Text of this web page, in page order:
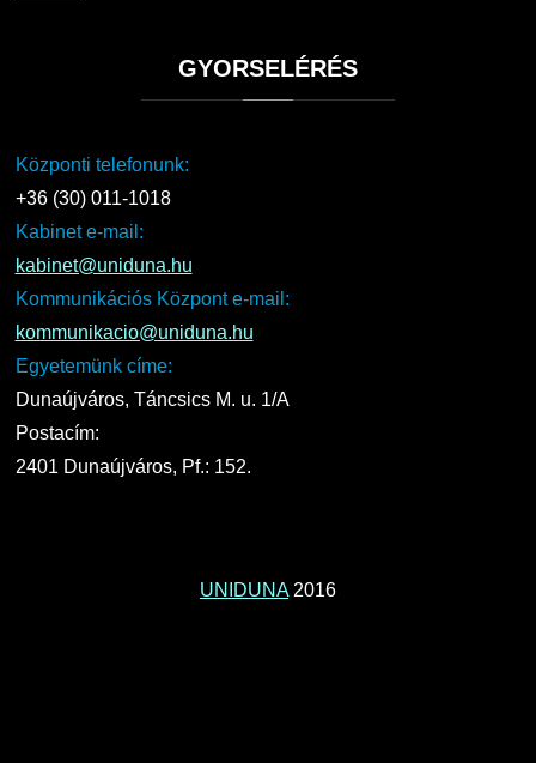
GYORSELÉRÉS
Központi telefonunk:
+36 (30) 011-1018
Kabinet e-mail:
kabinet@uniduna.hu
Kommunikációs Központ e-mail:
kommunikacio@uniduna.hu
Egyetemünk címe:
Dunaújváros, Táncsics M. u. 1/A
Postacím:
2401 Dunaújváros, Pf.: 152.
UNIDUNA2016